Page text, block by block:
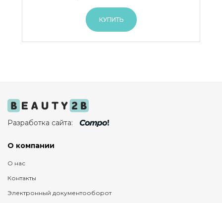
КУПИТЬ
Разработка сайта:
О компании
О нас
Контакты
Электронный документооборот